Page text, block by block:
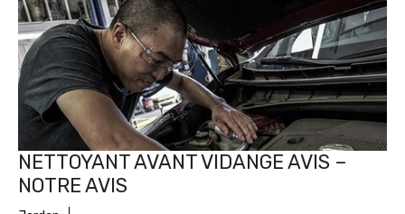
NETTOYANT AVANT VIDANGE AVIS –
NOTRE AVIS